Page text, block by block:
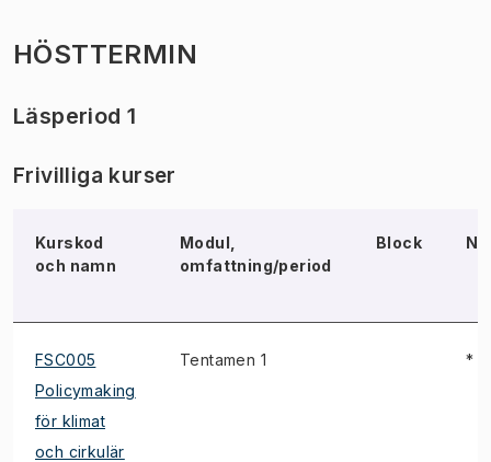
HÖSTTERMIN
Läsperiod 1
Frivilliga kurser
Kurskod
och namn
Modul,
omfattning/period
Block
FSC005
Policymaking
för klimat
och cirkulär
Tentamen 1 *